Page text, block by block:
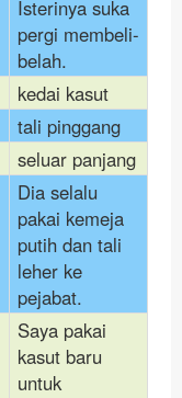
Isterinya suka
pergi membeli-
belah.
kedai kasut
tali pinggang
seluar panjang
Dia selalu
pakai kemeja
putih dan tali
leher ke
pejabat.
Saya pakai
kasut baru
untuk